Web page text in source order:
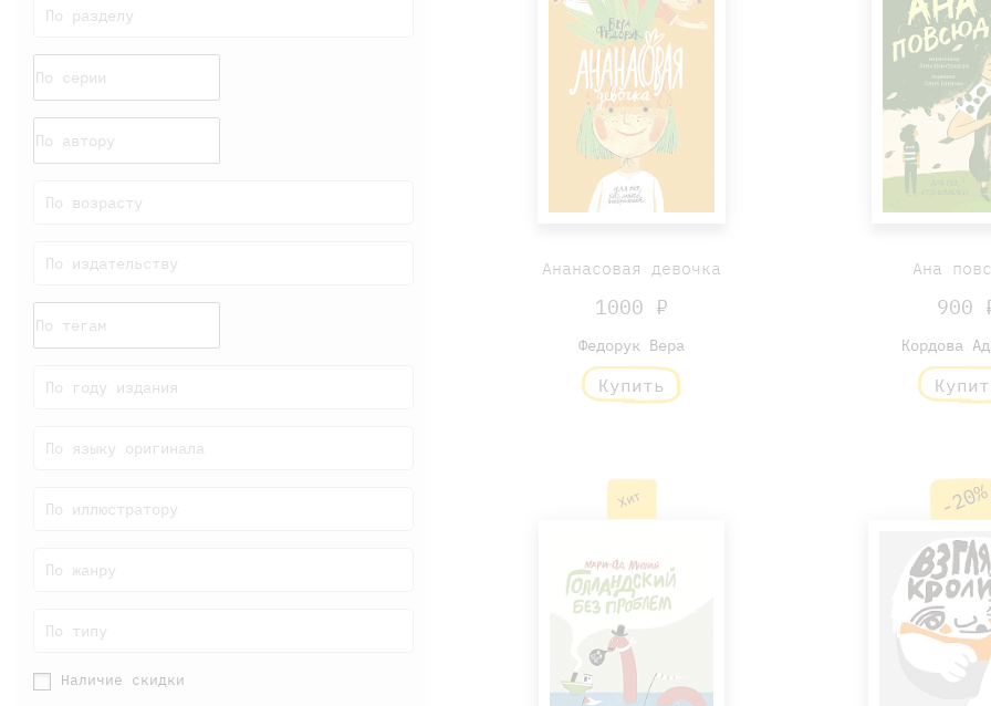
По разделу
По возрасту
По издательству
По году издания
По языку оригинала
По иллюстратору
По жанру
По типу
Наличие скидки
Ананасовая девочка
1000 ₽
Федорук Вера
Купить
Ана
900
Кордова
Хит -20%